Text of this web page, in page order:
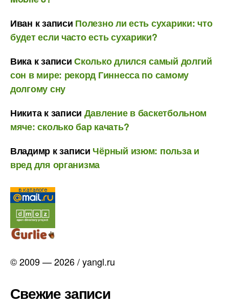
Иван к записи Полезно ли есть сухарики: что
будет если часто есть сухарики?
Викак записиСколько длился самый долгий
сон в мире: рекорд Гиннесса по самому
долгому сну
Никитак записи Давление в баскетбольном
мяче: сколько бар качать?
Владимр к записи Чёрный изюм: польза и
вред для организма
© 2009 — 2026 / yangl.ru
Свежие записи